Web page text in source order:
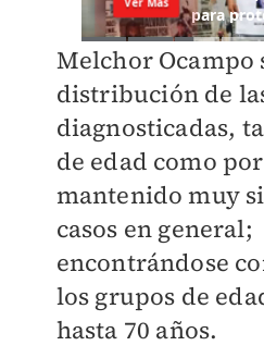
Melchor Ocampo
distribución de
diagnosticadas,
de edad como
mantenido muy
casos en general;
encontrándose
los grupos de
hasta 70 años.